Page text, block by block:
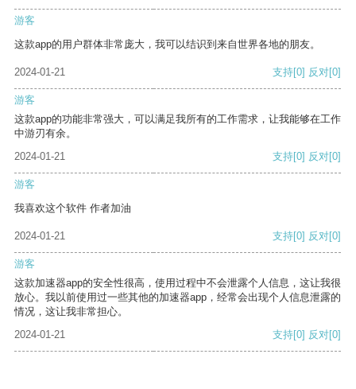
游客
这款app的用户群体非常庞大，我可以结识到来自世界各地的朋友。
2024-01-21 支持[0] 反对[0]
游客
这款app的功能非常强大，可以满足我所有的工作需求，让我能够在工作
中游刃有余。
2024-01-21
支持[0] 反对[0]
游客
我喜欢这个软件 作者加油
2024-01-21 支持[0] 反对[0]
游客
这款加速器app的安全性很高，使用过程中不会泄露个人信息，这让我很
放心。我以前使用过一些其他的加速器app，经常会出现个人信息泄露的
情况，这让我非常担心。
2024-01-21
支持[0] 反对[0]